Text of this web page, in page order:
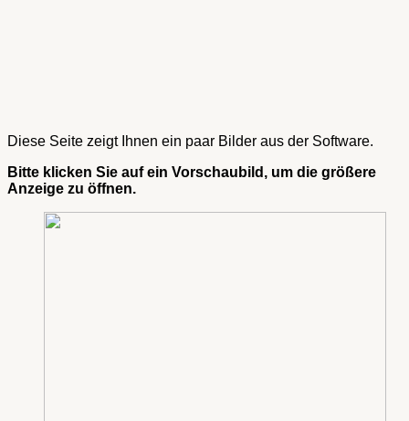
Diese Seite zeigt Ihnen ein paar Bilder aus der Software.
Bitte klicken Sie auf ein Vorschaubild, um die größere
Anzeige zu öffnen.